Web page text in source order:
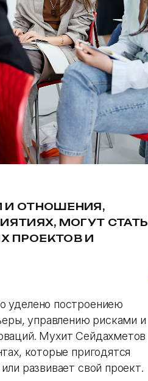
И ОТНОШЕНИЯ,
МОГУТ СТАТЬ
ПРОЕКТОВ И
уделено построениею
управлению рисками и
Мухит Сейдахметов
которые пригодятся
развивает свой проект.